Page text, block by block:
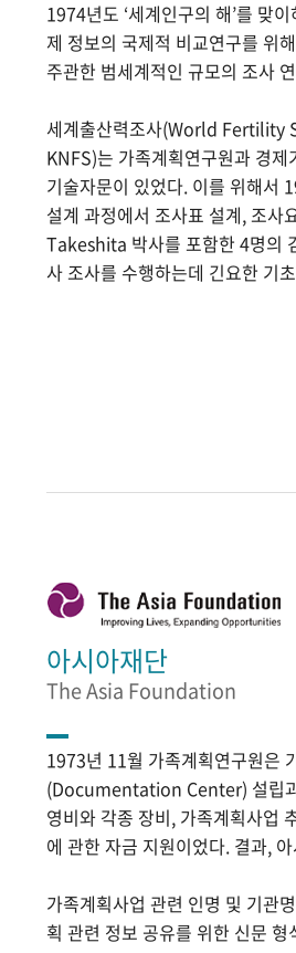
1974년도 ‘세계인구의 해’를 맞
제 정보의 국제적 비교연구를
주관한 범세계적인 규모의 조사
세계출산력조사(World Fertility
KNFS)는 가족계획연구원과 경
기술자문이 있었다. 이를 위해서
설계 과정에서 조사표 설계, 조사
Takeshita 박사를 포함한 4명의
사 조사를 수행하는데 긴요한 기
아시아재단
The Asia Foundation
1973년 11월 가족계획연구원은
(Documentation Center) 설립과
영비와 각종 장비, 가족계획사업
에 관한 자금 지원이었다. 결과,
가족계획사업 관련 인명 및 기관
획 관련 정보 공유를 위한 신문